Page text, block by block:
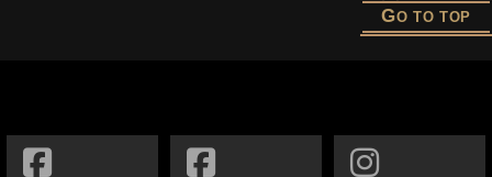
GO TO TOP